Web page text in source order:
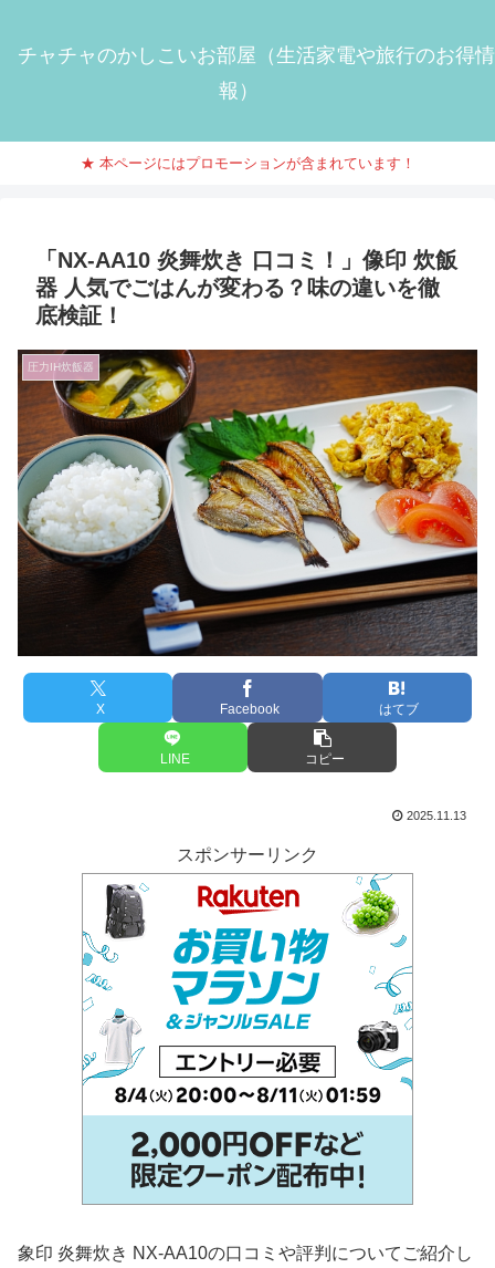
チャチャのかしこいお部屋（生活家電や旅行のお得情
報）
★ 本ページにはプロモーションが含まれています！
「NX-AA10 炎舞炊き 口コミ！」像印 炊飯
器 人気でごはんが変わる？味の違いを徹
底検証！
圧力IH炊飯器
X Facebook はてブ
LINE コピー
2025.11.13
スポンサーリンク
象印 炎舞炊き NX-AA10の口コミや評判についてご紹介し